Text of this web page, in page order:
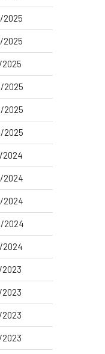
2025
2025
2025
2025
2025
2025
2024
2024
2024
2024
2024
2023
2023
2023
2023